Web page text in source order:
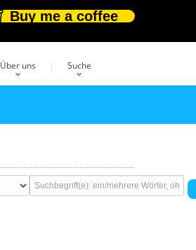
Buy me a coffee
Über uns Suche